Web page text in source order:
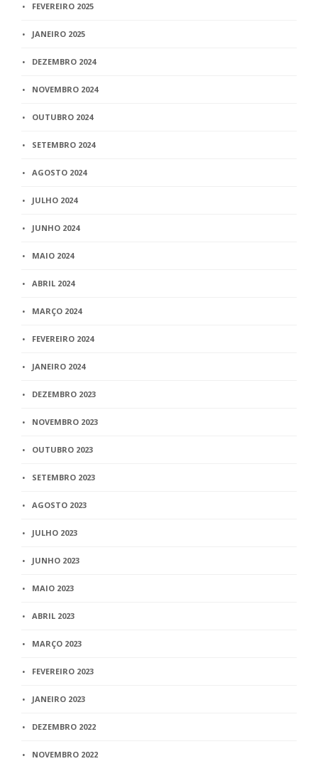
FEVEREIRO 2025
JANEIRO 2025
DEZEMBRO 2024
NOVEMBRO 2024
OUTUBRO 2024
SETEMBRO 2024
AGOSTO 2024
JULHO 2024
JUNHO 2024
MAIO 2024
ABRIL 2024
MARÇO 2024
FEVEREIRO 2024
JANEIRO 2024
DEZEMBRO 2023
NOVEMBRO 2023
OUTUBRO 2023
SETEMBRO 2023
AGOSTO 2023
JULHO 2023
JUNHO 2023
MAIO 2023
ABRIL 2023
MARÇO 2023
FEVEREIRO 2023
JANEIRO 2023
DEZEMBRO 2022
NOVEMBRO 2022